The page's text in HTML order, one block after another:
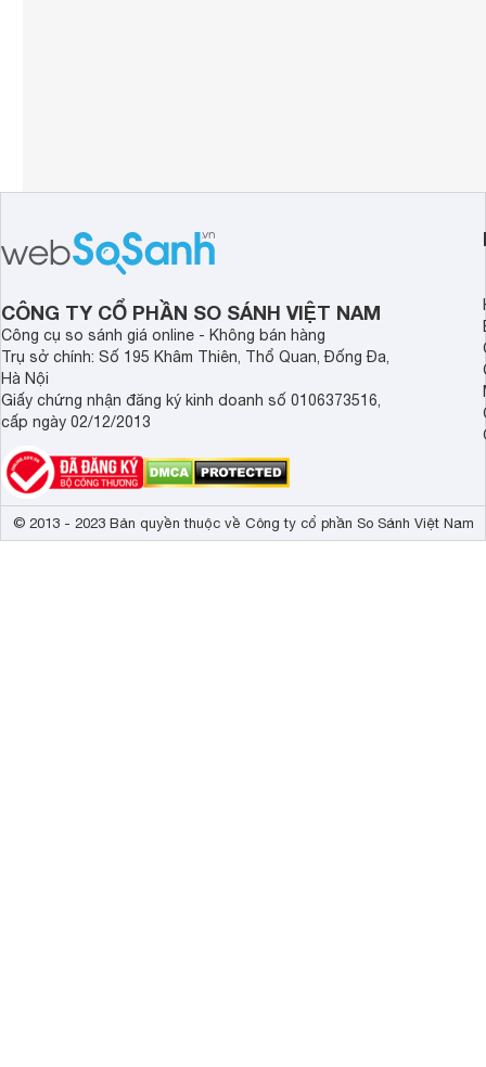
CÔNG TY CỔ PHẦN SO SÁNH VIỆT NAM
Công cụ so sánh giá online - Không bán hàng
Trụ sở chính: Số 195 Khâm Thiên, Thổ Quan, Đống Đa,
Hà Nội
Giấy chứng nhận đăng ký kinh doanh số 0106373516,
cấp ngày 02/12/2013
© 2013 - 2023 Bản quyền thuộc về Công ty cổ phần So Sánh Việt Nam